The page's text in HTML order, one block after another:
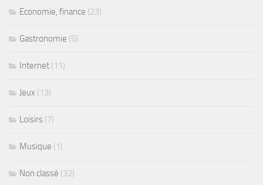
Economie, finance (23)
Gastronomie (5)
Internet (11)
Jeux (13)
Loisirs (7)
Musique (1)
Non classé (32)